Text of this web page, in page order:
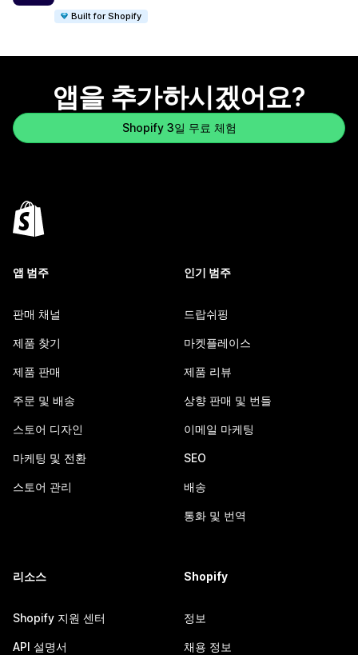
Built for Shopify
앱을 추가하시겠어요?
Shopify 3일 무료 체험
앱 범주
판매 채널
제품 찾기
제품 판매
주문 및 배송
스토어 디자인
마케팅 및 전환
스토어 관리
인기 범주
드랍쉬핑
마켓플레이스
제품 리뷰
상향 판매 및 번들
이메일 마케팅
SEO
배송
통화 및 번역
리소스
Shopify 지원 센터
API 설명서
Shopify
정보
채용 정보